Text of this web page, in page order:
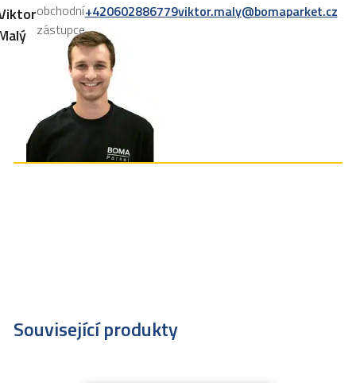
obchodní
zástupce
+420602886779viktor.maly@bomaparket.cz
Související produkty